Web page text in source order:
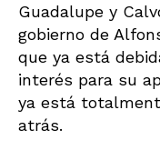
Guadalupe y
gobierno de
que ya está
interés para su
ya está
atrás.